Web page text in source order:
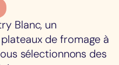
Blanc, un
de fromage à
sélectionnons des